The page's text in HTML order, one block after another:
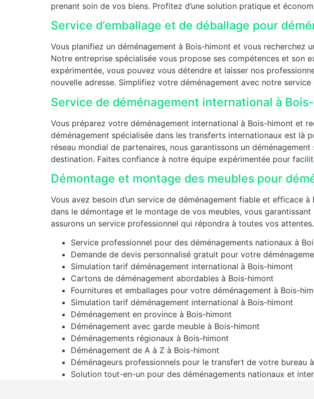
prenant soin de vos biens. Profitez d’une solution pratique et
Service d’emballage et de déballage pour
Vous planifiez un déménagement à Bois-himont et vous recherchez
Notre entreprise spécialisée vous propose ses compétences et son
expérimentée, vous pouvez vous détendre et laisser nos
nouvelle adresse. Simplifiez votre déménagement avec notre
Service de déménagement international à
Vous préparez votre déménagement international à Bois-himont et
déménagement spécialisée dans les transferts internationaux est
réseau mondial de partenaires, nous garantissons un
destination. Faites confiance à notre équipe expérimentée pour
Démontage et montage des meubles pour
Vous avez besoin d’un service de déménagement fiable et efficace
dans le démontage et le montage de vos meubles, vous
assurons un service professionnel qui répondra à toutes vos
Service professionnel pour des déménagements nationaux à
Demande de devis personnalisé gratuit pour votre
Simulation tarif déménagement international à Bois-himont
Cartons de déménagement abordables à Bois-himont
Fournitures et emballages pour votre déménagement à Bois-
Simulation tarif déménagement international à Bois-himont
Déménagement en province à Bois-himont
Déménagement avec garde meuble à Bois-himont
Déménagements régionaux à Bois-himont
Déménagement de A à Z à Bois-himont
Déménageurs professionnels pour le transfert de votre bureau
Solution tout-en-un pour des déménagements nationaux et